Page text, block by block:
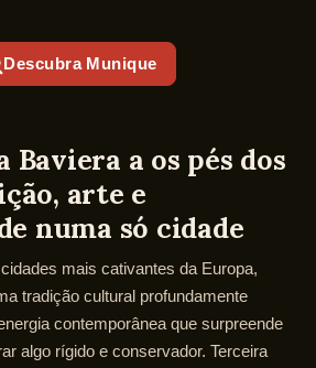
Descubra Munique
Baviera a os pés dos
arte e
numa só cidade
mais cativantes da Europa,
tradição cultural profundamente
contemporânea que surpreende
algo rígido e conservador. Terceira